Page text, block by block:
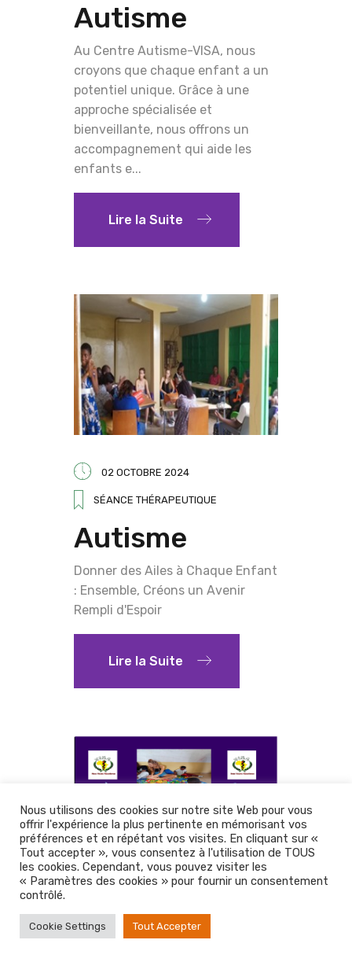
Autisme
Au Centre Autisme-VISA, nous
croyons que chaque enfant a un
potentiel unique. Grâce à une
approche spécialisée et
bienveillante, nous offrons un
accompagnement qui aide les
enfants e...
Lire la Suite
02 OCTOBRE 2024
SÉANCE THÉRAPEUTIQUE
Autisme
Donner des Ailes à Chaque Enfant
: Ensemble, Créons un Avenir
Rempli d'Espoir
Lire la Suite
Nous utilisons des cookies sur notre site Web pour vous
offrir l'expérience la plus pertinente en mémorisant vos
préférences et en répétant vos visites. En cliquant sur «
Tout accepter », vous consentez à l'utilisation de TOUS
les cookies. Cependant, vous pouvez visiter les
« Paramètres des cookies » pour fournir un consentement
contrôlé.
Cookie Settings Tout Accepter